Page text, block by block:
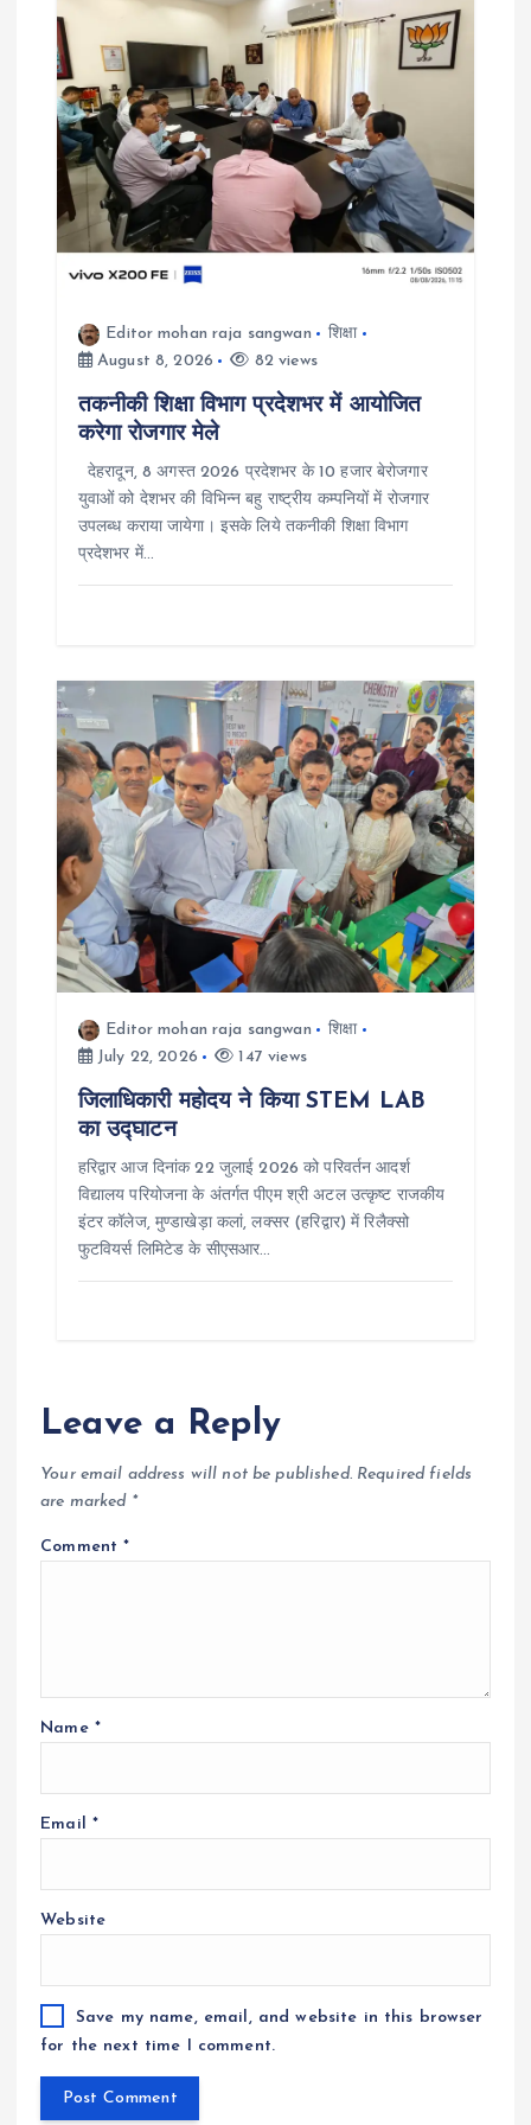
g
a
t
Editor mohan raja sangwan
शिक्षा
August 8, 2026
82 views
तकनीकी शिक्षा विभाग प्रदेशभर में आयोजित
करेगा रोजगार मेले
देहरादून, 8 अगस्त 2026 प्रदेशभर के 10 हजार बेरोजगार
युवाओं को देशभर की विभिन्न बहु राष्ट्रीय कम्पनियों में रोजगार
उपलब्ध कराया जायेगा। इसके लिये तकनीकी शिक्षा विभाग
प्रदेशभर में…
Editor mohan raja sangwan
शिक्षा
July 22, 2026
147 views
जिलाधिकारी महोदय ने किया STEM LAB
का उद्घाटन
हरिद्वार आज दिनांक 22 जुलाई 2026 को परिवर्तन आदर्श
विद्यालय परियोजना के अंतर्गत पीएम श्री अटल उत्कृष्ट राजकीय
इंटर कॉलेज, मुण्डाखेड़ा कलां, लक्सर (हरिद्वार) में रिलैक्सो
फुटवियर्स लिमिटेड के सीएसआर…
Leave a Reply
Your email address will not be published. Required fields
are marked *
Comment*
Name *
Email *
Website
Save my name, email, and website in this browser
for the next time I comment.